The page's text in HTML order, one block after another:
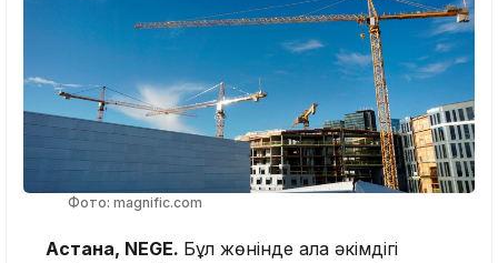
Фото: magnific.com
Астана, NEGE. Бұл жөнінде қала әкімдігі